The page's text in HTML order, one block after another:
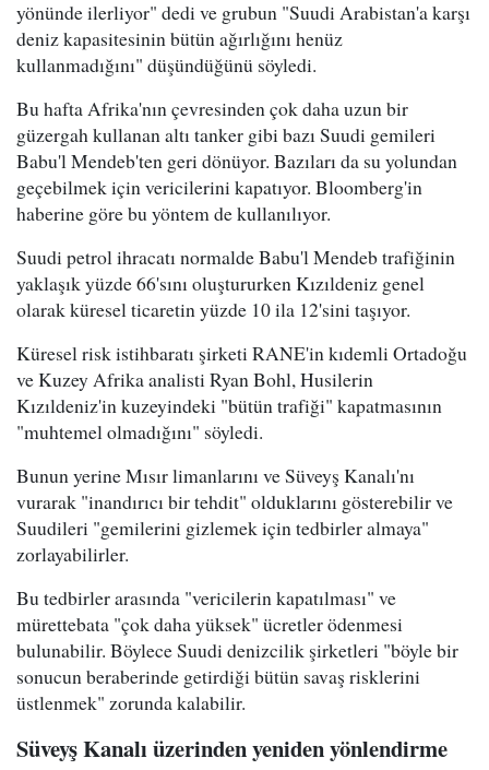
yönünde ilerliyor" dedi ve grubun "Suudi Arabistan'a karşı
deniz kapasitesinin bütün ağırlığını henüz
kullanmadığını" düşündüğünü söyledi.
Bu hafta Afrika'nın çevresinden çok daha uzun bir
güzergah kullanan altı tanker gibi bazı Suudi gemileri
Babu'l Mendeb'ten geri dönüyor. Bazıları da su yolundan
geçebilmek için vericilerini kapatıyor. Bloomberg'in
haberine göre bu yöntem de kullanılıyor.
Suudi petrol ihracatı normalde Babu'l Mendeb trafiğinin
yaklaşık yüzde 66'sını oluştururken Kızıldeniz genel
olarak küresel ticaretin yüzde 10 ila 12'sini taşıyor.
Küresel risk istihbaratı şirketi RANE'in kıdemli Ortadoğu
ve Kuzey Afrika analisti Ryan Bohl, Husilerin
Kızıldeniz'in kuzeyindeki "bütün trafiği" kapatmasının
"muhtemel olmadığını" söyledi.
Bunun yerine Mısır limanlarını ve Süveyş Kanalı'nı
vurarak "inandırıcı bir tehdit" olduklarını gösterebilir ve
Suudileri "gemilerini gizlemek için tedbirler almaya"
zorlayabilirler.
Bu tedbirler arasında "vericilerin kapatılması" ve
mürettebata "çok daha yüksek" ücretler ödenmesi
bulunabilir. Böylece Suudi denizcilik şirketleri "böyle bir
sonucun beraberinde getirdiği bütün savaş risklerini
üstlenmek" zorunda kalabilir.
Süveyş Kanalı üzerinden yeniden yönlendirme